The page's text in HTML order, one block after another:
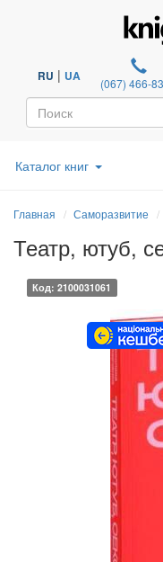
RU | UA (067) 466-
Каталог книг
Главная Саморазвитие
Театр, ютуб,
Код: 2100031061